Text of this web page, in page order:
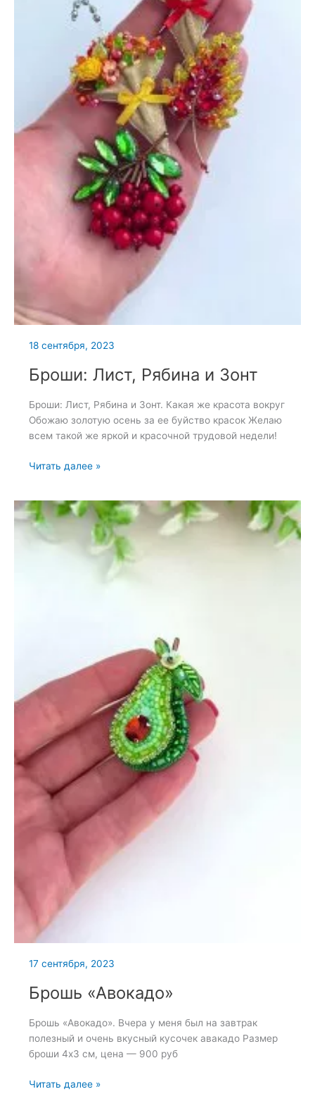
18 сентября, 2023
Броши: Лист, Рябина и Зонт
Броши: Лист, Рябина и Зонт. Какая же красота вокруг
Обожаю золотую осень за ее буйство красок Желаю
всем такой же яркой и красочной трудовой недели!
Броши:
и
Зонт
Читать далее »
17 сентября, 2023
Брошь «Авокадо»
Брошь «Авокадо». Вчера у меня был на завтрак
полезный и очень вкусный кусочек авакадо Размер
броши 4х3 см, цена — 900 руб
Брошь
Читать далее »